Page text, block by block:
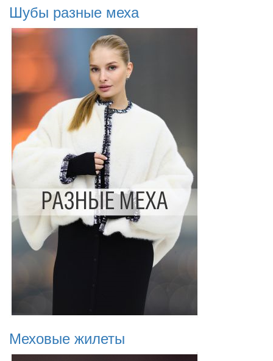
Шубы разные меха
Меховые жилеты